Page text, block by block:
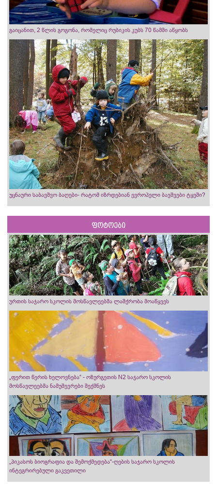
გაიცანით, 2 წლის გოგონა, რომელიც რუბიკის კუბს 70 წამში აწყობს
უცნაური საბავშვო ბაღები- რატომ იზრდებიან ევროპელი ბავშვები ტყეში?
ფოტოები
ურთის საჯარო სკოლის მოსწავლეებმა ლაშქრობა მოაწყვეს
„ფერით წერის ხელოვნება“ - ოზურგეთის N2 საჯარო სკოლის
მოსწავლეებმა ნამუშევრები შექმნეს
„პიკასოს ბიოგრაფია და შემოქმედება“-ღების საჯარო სკოლის
ინტეგრირებული გაკვეთილი